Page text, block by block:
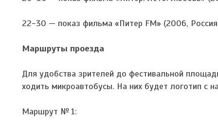
22-30 — показ фильма «Питер FM» (2006,
Маршруты проезда
Для удобства зрителей до фестивальной
ходить микроавтобусы. На них будет логотип с
Маршрут № 1: